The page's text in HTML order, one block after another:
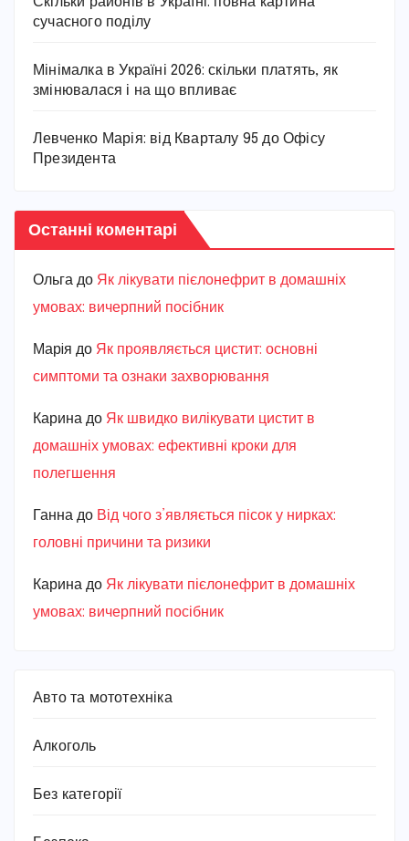
сучасного поділу
Мінімалка в Україні 2026: скільки платять, як
змінювалася і на що впливає
Левченко Марія: від Кварталу 95 до Офісу
Президента
Останні коментарі
Ольга до Як лікувати пієлонефрит в домашніх
умовах: вичерпний посібник
Марiя до Як проявляється цистит: основні
симптоми та ознаки захворювання
Карина до Як швидко вилікувати цистит в
домашніх умовах: ефективні кроки для
полегшення
Ганна до Від чого з’являється пісок у нирках:
головні причини та ризики
Карина до Як лікувати пієлонефрит в домашніх
умовах: вичерпний посібник
Авто та мототехніка
Алкоголь
Без категорії